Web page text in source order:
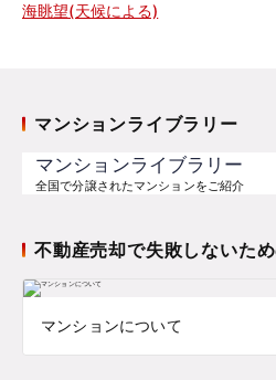
海眺望(天候による)
マンションライブラリー
マンションライブラリー
全国で分譲されたマンションをご紹介
不動産売却で失敗しないた
マンションについて